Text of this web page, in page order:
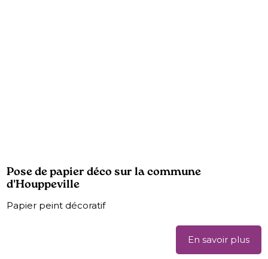
Pose de papier déco sur la commune
d'Houppeville
Papier peint décoratif
En savoir plus